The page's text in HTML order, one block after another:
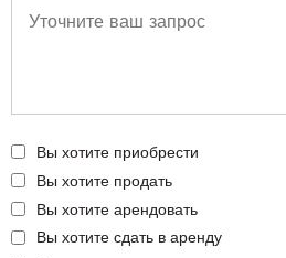
Вы хотите приобрести
Вы хотите продать
Вы хотите арендовать
Вы хотите сдать в аренду